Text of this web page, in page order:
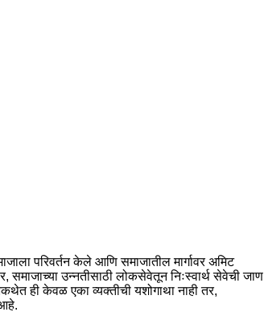
परिवर्तन केले आणि समाजातील मार्गावर अमिट
समाजाच्या उन्नतीसाठी लोकसेवेतून निःस्वार्थ सेवेची जाण
ही केवळ एका व्यक्तीची यशोगाथा नाही तर,